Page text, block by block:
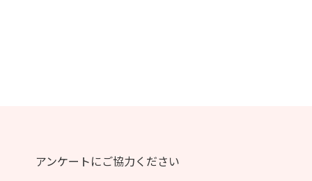
アンケートにご協力ください